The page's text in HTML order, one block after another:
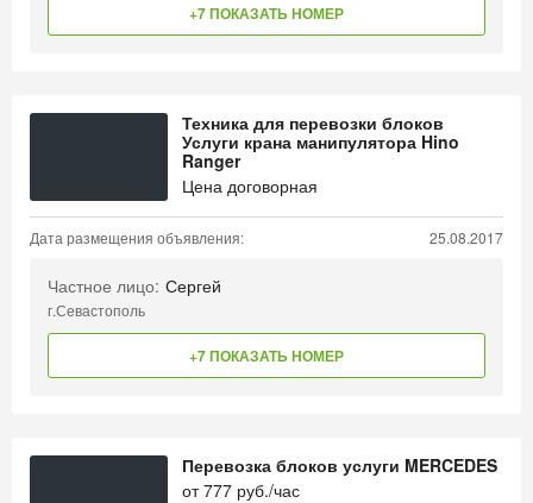
+7 ПОКАЗАТЬ НОМЕР
Техника для перевозки блоков
Услуги крана манипулятора Hino
Ranger
Цена договорная
Дата размещения объявления: 25.08.2017
Частное лицо: Сергей
г.Севастополь
+7 ПОКАЗАТЬ НОМЕР
Перевозка блоков услуги MERCEDES
от777 руб./час